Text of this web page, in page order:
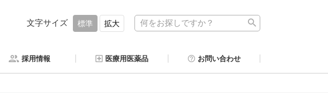
文字サイズ 標準 拡大
採用情報 医療用医薬品 お問い合わせ